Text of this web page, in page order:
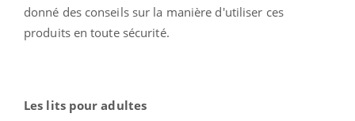
donné des conseils sur la manière d'utiliser ces
produits en toute sécurité.
Les lits pour adultes